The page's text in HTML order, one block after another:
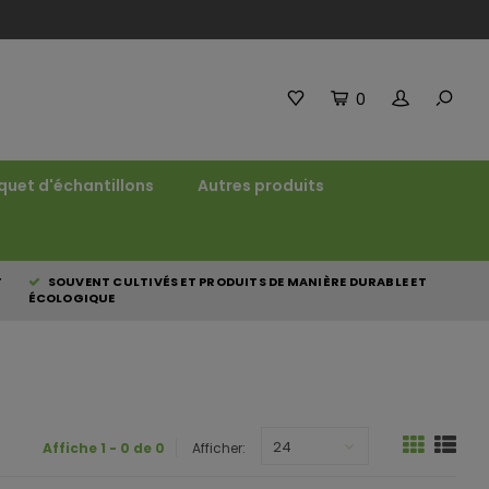
0
d'échantillons Autres produits
SOUVENT CULTIVÉS ET PRODUITS DE MANIÈRE DURABLE ET
ÉCOLOGIQUE
Affiche 1 - 0 de 0 Afficher: 24